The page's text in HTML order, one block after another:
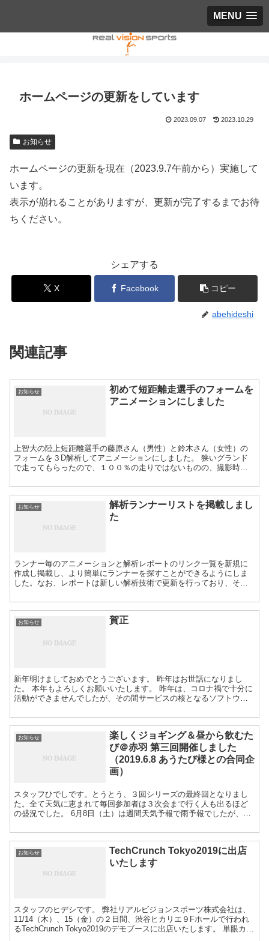
MENU
ホームページの更新をしています
2023.09.07 2023.10.29
お知らせ
ホームページの更新を現在（2023.9.7午前から）実施して
います。
表示が崩れることがありますが、更新が完了するまでお待
ちください。
シェアする
X Facebook コピー
abehideshi
関連記事
お知らせ
初めて短距離走選手のフォームを
アニメーションにしました
上智大の陸上短距離選手の藤原さん（男性）と鈴木さん（女性）の
フォームを３D解析してアニメーションにしました。 狭いグランド
で走ってもらったので、１００％の走りではないものの、撮影時の
ムの特徴を捉えることができました。 以前から短距離選手のフォー
ムを見たい、アニメにしたいと思っていたので今回はワクワクしな
がら、３D解析を行いました。当然ですが、マラソンのフォームとは
異なるため、生体力学的な運動のモデリングを新たに追加したり修
正することで合わせ込みができました。 アプリで 藤原選手 と
お知らせ
解析ランナーリストを掲載しまし
た
ランナー毎のアニメーションと解析レポートのリンク一覧を新規に
作成し掲載し、より簡単にランナーを探すことができるようにしま
した。なお、レポートは新しい解析技術で更新を行っており、その
ておりますが、以前のレポートのリンクから新しいリンク先に自動
的にリダイレクトされます。解析ランナーリストへ
お知らせ 賀正
新年明けましておめでとうございます。 昨年はお世話になりまし
た。 本年もよろしくお願いいたします。 昨年は、コロナ禍で十分に
活動ができませんでしたが、その間サービスの核となるソフトウェ
３D解析できるようにすることで、全国の市民ランナーへ提供可能に
すること。ビデオから３次元のデータ解析、フォーム評価プロセス
の時間短縮と分かり易い結果の提供の仕方。この２点を目標とした
技術の開発を行なっています。 今年は、2月末にはそのサービスをオ
ープンを予定しています。 代表 阿部秀司 平成３年 元旦
お知らせ
楽しくジョギング＆昼から飲むた
び＠赤羽 第三回開催しました
（2019.6.8 あうたび様との合同企
画）
スタッフひでしです。とうとう、３回シリーズの最終回となりまし
た。全て天気に恵まれて毎回参加者は３次会まで行く人も出るほど
の盛況でした。 6月8日（土）は週間天気予報で雨予報でしたが、あ
る奇跡のような日となりました。初参加の方が５名、リピーター２
名とあうたびさんのスタッフメンバー合計１０数名で、ジョギング
で汗をかき昼から飲み会をやって、またまたとても楽しいイベント
になりました。 朝10時からあうたびさんの事務所で、自己紹介と初
心者向けの座学を30分やったあと、荒川河川敷に１０分ぐらいで移
お知らせ
TechCrunch Tokyo2019に出店
いたします
スタッフのヒデシです。 弊社リアルビジョンスポーツ株式会社は、
11/14（木）、15（金）の２日間、渋谷ヒカリエ９Fホールで行われ
るTechCrunch Tokyo2019のデモブースに出店いたします。 単眼カメ